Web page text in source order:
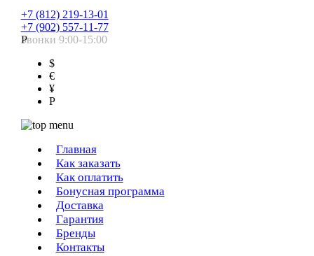
+7 (812) 219-13-01
+7 (902) 557-11-77
Звонки 9:00-15:00
Р
$
€
¥
Р
Главная
Как заказать
Как оплатить
Бонусная программа
Доставка
Гарантия
Бренды
Контакты